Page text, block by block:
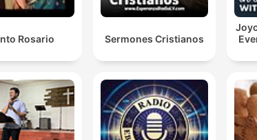
Rosario Sermones Cristianos